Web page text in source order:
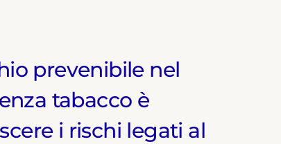
prevenibile nel
tabacco è
i rischi legati al